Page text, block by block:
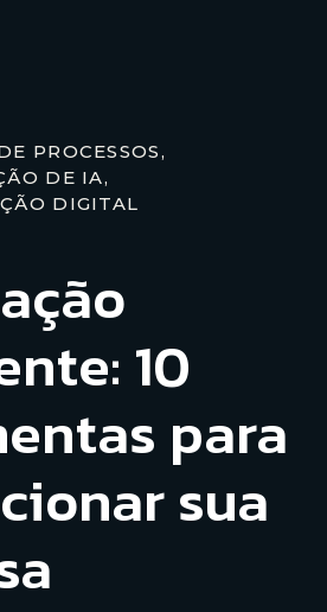
PROCESSOS,
DE IA,
DIGITAL
10
para
sua